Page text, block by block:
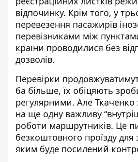
відпочинку. Крім того, у
перевезення пасажирів
перевізниками між
країни проводилися без
дозволів.
Перевірки
ба більше, їх обіцяють
регулярними. Але Ткаченко
на ще одну важливу
роботи маршрутників. Це
безкоштовного проїзду для
яким буде посилений